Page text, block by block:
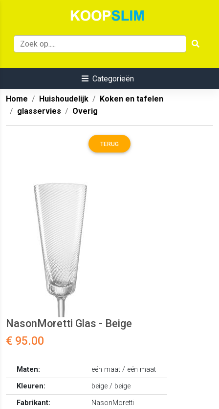
Categorieën
Home Huishoudelijk
Koken en tafelen
glasservies
Overig
TERUG
NasonMoretti Glas - Beige
€ 95.00
Maten:
eén maat / eén maat
Kleuren:
beige / beige
Fabrikant:
NasonMoretti